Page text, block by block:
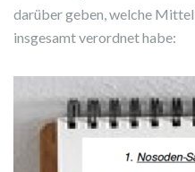
darüber geben, welche
insgesamt verordnet habe: